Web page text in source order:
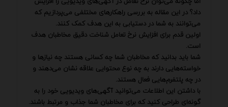
داد؟ در این مقاله به بررسی راهکارهای مختلفی می‌پردازیم که
می‌توانند به شما در دستیابی به این هدف کمک کنند.
اولین قدم برای افزایش نرخ تعامل شناخت دقیق مخاطبان هدف
است.
شما باید بدانید که مخاطبان شما چه کسانی هستند چه نیازها و
خواسته‌هایی دارند به چه نوع محتوایی علاقه نشان می‌دهند و
در چه پلتفرم‌هایی فعال هستند.
با داشتن این اطلاعات می‌توانید آگهی‌های ویدیویی خود را به
گونه‌ای طراحی کنید که برای مخاطبان شما جذاب و مرتبط باشند.